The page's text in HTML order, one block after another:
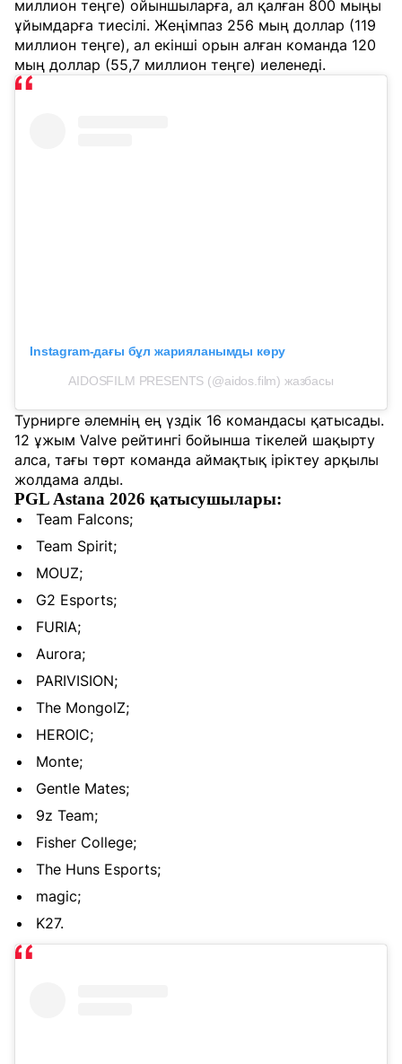
миллион теңге) ойыншыларға, ал қалған 800 мыңы
ұйымдарға тиесілі. Жеңімпаз 256 мың доллар (119
миллион теңге), ал екінші орын алған команда 120
мың доллар (55,7 миллион теңге) иеленеді.
Instagram-дағы бұл жарияланымды көру
AIDOSFILM PRESENTS (@aidos.film) жазбасы
Турнирге әлемнің ең үздік 16 командасы қатысады.
12 ұжым Valve рейтингі бойынша тікелей шақырту
алса, тағы төрт команда аймақтық іріктеу арқылы
жолдама алды.
PGL Astana 2026 қатысушылары:
Team Falcons;
Team Spirit;
MOUZ;
G2 Esports;
FURIA;
Aurora;
PARIVISION;
The MongolZ;
HEROIC;
Monte;
Gentle Mates;
9z Team;
Fisher College;
The Huns Esports;
magic;
K27.